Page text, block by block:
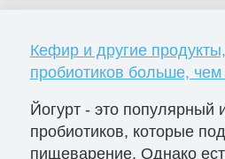
Кефир и другие
пробиотиков больше, чем
Йогурт - это популярный
пробиотиков, которые
пищеварение. Однако